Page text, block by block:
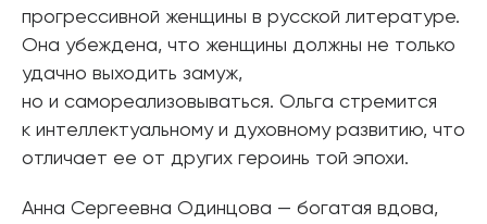
прогрессивной женщины в русской литературе.
Она убеждена, что женщины должны не только
удачно выходить замуж,
но и самореализовываться. Ольга стремится
к интеллектуальному и духовному развитию, что
отличает ее от других героинь той эпохи.
Анна Сергеевна Одинцова — богатая вдова,